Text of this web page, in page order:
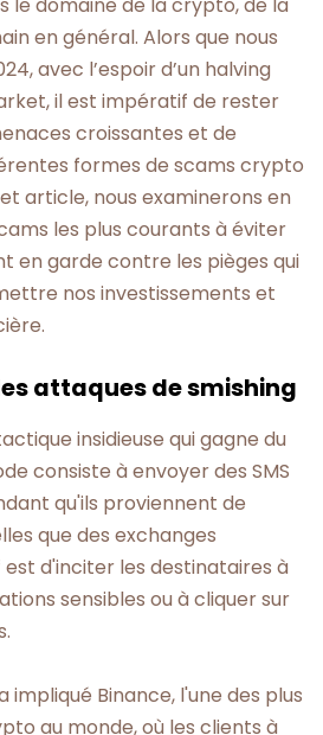
en général. Alors que nous
avec l’espoir d’un halving
il est impératif de rester
croissantes et de
formes de scams crypto
article, nous examinerons en
les plus courants à éviter
en garde contre les pièges qui
nos investissements et
attaques de smishing
insidieuse qui gagne du
consiste à envoyer des SMS
qu'ils proviennent de
que des exchanges
d'inciter les destinataires à
sensibles ou à cliquer sur
impliqué Binance, l'une des plus
au monde, où les clients à